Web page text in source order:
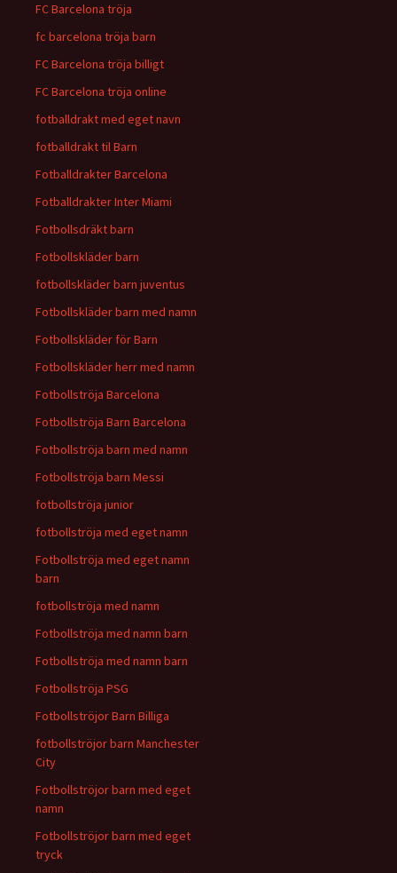
FC Barcelona tröja
fc barcelona tröja barn
FC Barcelona tröja billigt
FC Barcelona tröja online
fotballdrakt med eget navn
fotballdrakt til Barn
Fotballdrakter Barcelona
Fotballdrakter Inter Miami
Fotbollsdräkt barn
Fotbollskläder barn
fotbollskläder barn juventus
Fotbollskläder barn med namn
Fotbollskläder för Barn
Fotbollskläder herr med namn
Fotbollströja Barcelona
Fotbollströja Barn Barcelona
Fotbollströja barn med namn
Fotbollströja barn Messi
fotbollströja junior
fotbollströja med eget namn
Fotbollströja med eget namn
barn
fotbollströja med namn
Fotbollströja med namn barn
Fotbollströja med namn barn
Fotbollströja PSG
Fotbollströjor Barn Billiga
fotbollströjor barn Manchester
City
Fotbollströjor barn med eget
namn
Fotbollströjor barn med eget
tryck